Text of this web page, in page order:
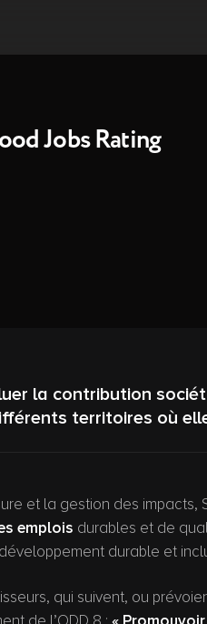
Jobs Rating
la contribution
territoires où
et la gestion des
emplois durables et de
durable et
qui suivent, ou